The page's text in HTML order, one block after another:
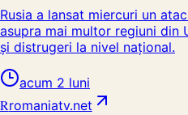
Rusia a lansat miercuri un
asupra mai multor regiuni din
și distrugeri la nivel național.
acum 2 luni
Rromaniatv.net